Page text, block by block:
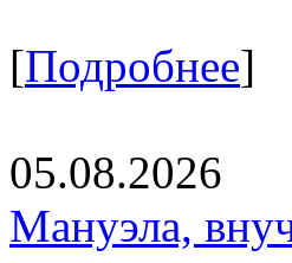
[Подробнее]
05.08.2026
Мануэла,